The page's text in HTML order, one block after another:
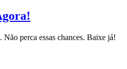
perca essas chances. Baixe já!